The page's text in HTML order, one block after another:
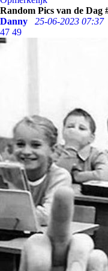
Random Pics van de Dag
Danny
25-06-2023 07:37
47 49